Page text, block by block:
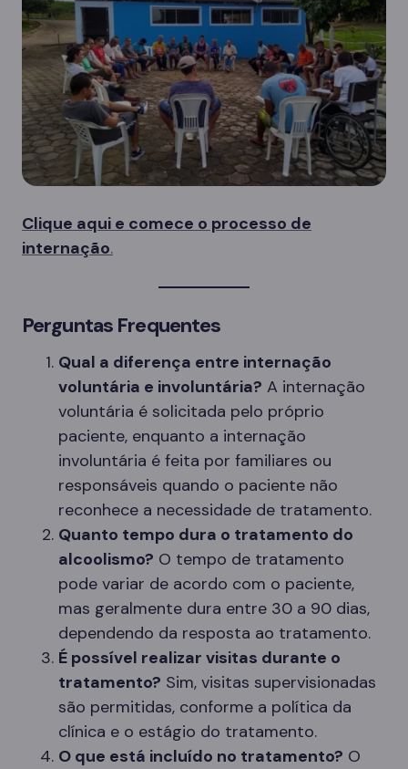
Clique aqui e comece o processo de
internação.
Perguntas Frequentes
Qual a diferença entre internação
voluntária e involuntária? A internação
voluntária é solicitada pelo próprio
paciente, enquanto a internação
involuntária é feita por familiares ou
responsáveis quando o paciente não
reconhece a necessidade de tratamento.
Quanto tempo dura o tratamento do
alcoolismo? O tempo de tratamento
pode variar de acordo com o paciente,
mas geralmente dura entre 30 a 90 dias,
dependendo da resposta ao tratamento.
É possível realizar visitas durante o
tratamento? Sim, visitas supervisionadas
são permitidas, conforme a política da
clínica e o estágio do tratamento.
O que está incluído no tratamento? O